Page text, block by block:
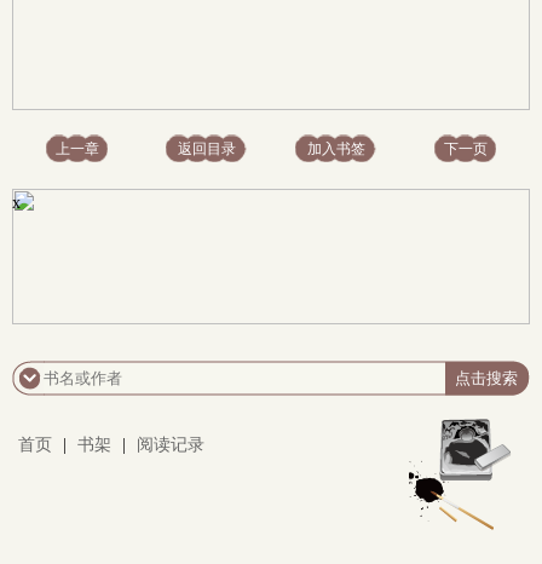
上一章 返回目录 加入书签 下一页
x
首页 书架 阅读记录